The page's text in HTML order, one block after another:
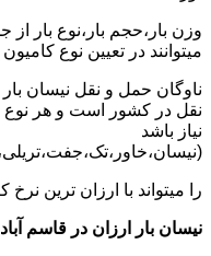
وزن بار،حجم بار،نوع بار
میتوانند در تعیین نوع
ناوگان حمل و نقل نیسان
نقل در کشور است و هر نوع
نیاز باشد
را میتواند با ارزان ترین نرخ
نیسان بار ارزان در قاسم آباد